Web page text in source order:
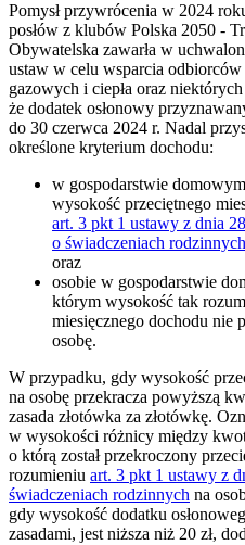
Pomysł przywrócenia w 2024
posłów z klubów Polska 2050 -
Obywatelska zawarła w
ustaw w celu wsparcia
gazowych i ciepła oraz
że dodatek osłonowy
do 30 czerwca 2024 r. Nadal
określone kryterium dochodu:
w gospodarstwie
wysokość przeciętnego
art. 3 pkt 1 ustawy z dnia
o świadczeniach rodzinnych
oraz
osobie w gospodarstwie
którym wysokość tak
miesięcznego dochodu nie
osobę.
W przypadku, gdy wysokość
na osobę przekracza powyższą
zasada złotówka za złotówkę.
w wysokości różnicy między
o którą został przekroczony
rozumieniu art. 3 pkt 1 ustawy z
świadczeniach rodzinnych na
gdy wysokość dodatku
zasadami, jest niższa niż 20 zł,